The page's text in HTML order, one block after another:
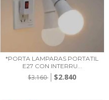
*PORTA LAMPARAS PORTATIL
E27 CON INTERRU...
$3.160 $2.840